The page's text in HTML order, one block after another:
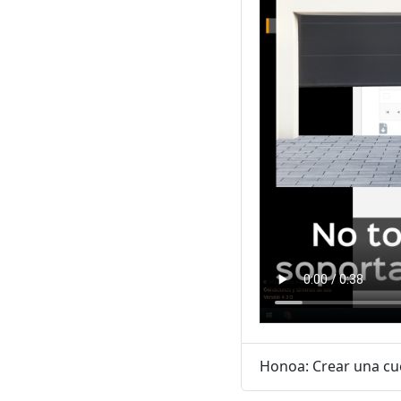
Honoa: Crear una